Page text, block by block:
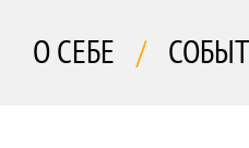
О СЕБЕ /